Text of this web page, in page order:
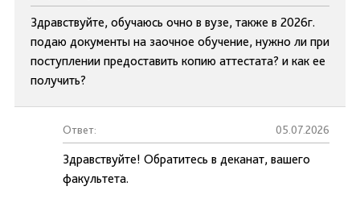
Здравствуйте, обучаюсь очно в вузе, также в 2026г.
подаю документы на заочное обучение, нужно ли при
поступлении предоставить копию аттестата? и как ее
получить?
Ответ: 05.07.2026
Здравствуйте! Обратитесь в деканат, вашего
факультета.